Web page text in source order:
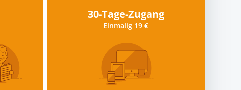
30-Tage-Zugang
Einmalig 19 €